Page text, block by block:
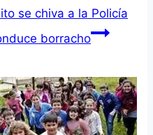
se chiva a la Policía
borracho